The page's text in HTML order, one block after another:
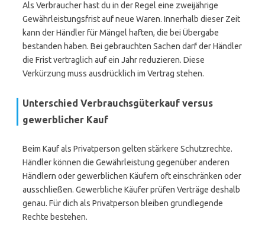
Als Verbraucher hast du in der Regel eine zweijährige
Gewährleistungsfrist auf neue Waren. Innerhalb dieser Zeit
kann der Händler für Mängel haften, die bei Übergabe
bestanden haben. Bei gebrauchten Sachen darf der Händler
die Frist vertraglich auf ein Jahr reduzieren. Diese
Verkürzung muss ausdrücklich im Vertrag stehen.
Unterschied Verbrauchsgüterkauf versus
gewerblicher Kauf
Beim Kauf als Privatperson gelten stärkere Schutzrechte.
Händler können die Gewährleistung gegenüber anderen
Händlern oder gewerblichen Käufern oft einschränken oder
ausschließen. Gewerbliche Käufer prüfen Verträge deshalb
genau. Für dich als Privatperson bleiben grundlegende
Rechte bestehen.